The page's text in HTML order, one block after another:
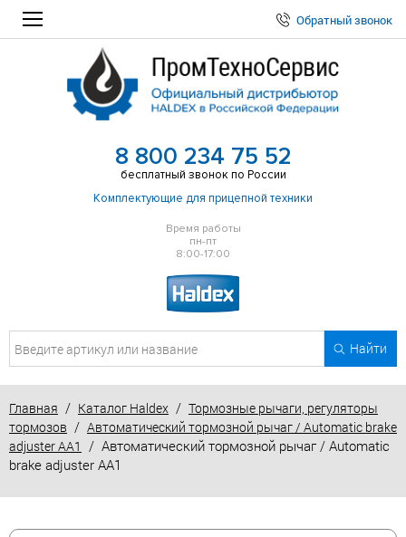
Обратный звонок
8 800 234 75 52
бесплатный звонок по России
Комплектующие для прицепной техники
Время работы
пн-пт
8:00-17:00
Найти
Главная / Каталог Haldex / Тормозные рычаги, регуляторы
тормозов / Автоматический тормозной рычаг / Automatic brake
adjuster AA1 / Автоматический тормозной рычаг / Automatic
brake adjuster AA1